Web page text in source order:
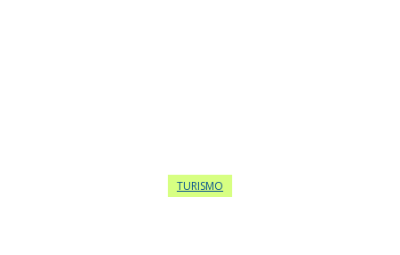
TURISMO